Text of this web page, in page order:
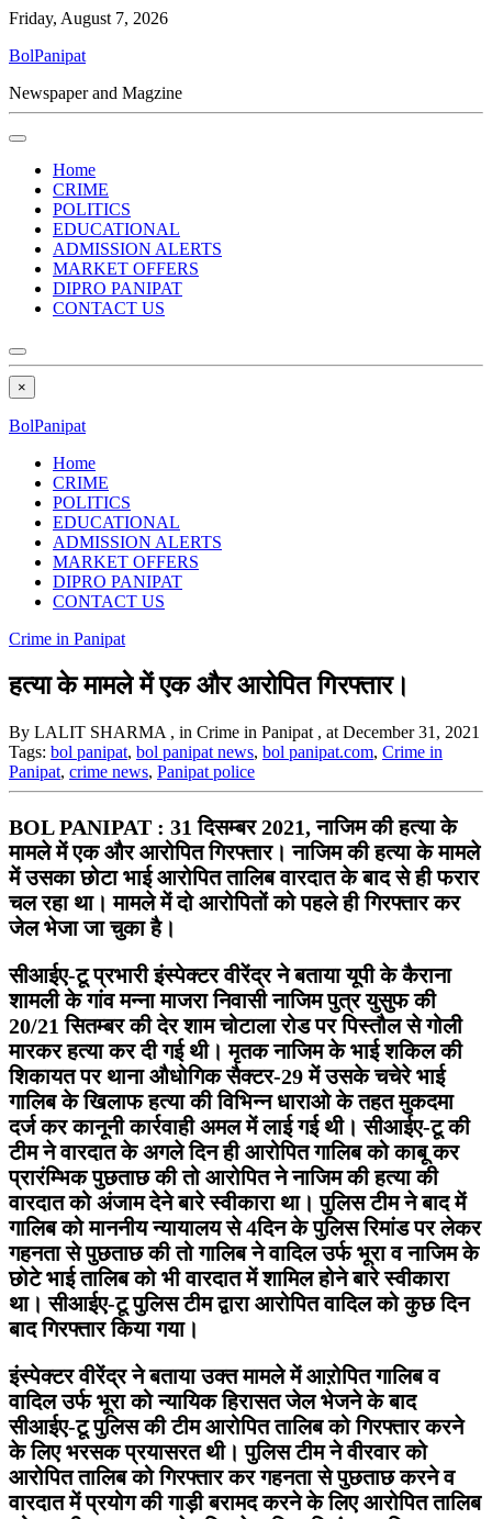
Friday, August 7, 2026
BolPanipat
Newspaper and Magzine
Home
CRIME
POLITICS
EDUCATIONAL
ADMISSION ALERTS
MARKET OFFERS
DIPRO PANIPAT
CONTACT US
×
BolPanipat
Home
CRIME
POLITICS
EDUCATIONAL
ADMISSION ALERTS
MARKET OFFERS
DIPRO PANIPAT
CONTACT US
Crime in Panipat
हत्या के मामले में एक और आरोपित गिरफ्तार।
By LALIT SHARMA , in Crime in Panipat , at December 31, 2021
Tags: bol panipat, bol panipat news, bol panipat.com, Crime in
Panipat, crime news, Panipat police
BOL PANIPAT : 31 दिसम्बर 2021, नाजिम की हत्या के
मामले में एक और आरोपित गिरफ्तार। नाजिम की हत्या के मामले
में उसका छोटा भाई आरोपित तालिब वारदात के बाद से ही फरार
चल रहा था। मामले में दो आरोपितों को पहले ही गिरफ्तार कर
जेल भेजा जा चुका है।
सीआईए-टू प्रभारी इंस्पेक्टर वीरेंद्र ने बताया यूपी के कैराना
शामली के गांव मन्ना माजरा निवासी नाजिम पुत्र युसुफ की
20/21 सितम्बर की देर शाम चोटाला रोड पर पिस्तौल से गोली
मारकर हत्या कर दी गई थी। मृतक नाजिम के भाई शकिल की
शिकायत पर थाना औधोगिक सैक्टर-29 में उसके चचेरे भाई
गालिब के खिलाफ हत्या की विभिन्न धाराओ के तहत मुकदमा
दर्ज कर कानूनी कार्रवाही अमल में लाई गई थी। सीआईए-टू की
टीम ने वारदात के अगले दिन ही आरोपित गालिब को काबू कर
प्रारंम्भिक पुछताछ की तो आरोपित ने नाजिम की हत्या की
वारदात को अंजाम देने बारे स्वीकारा था। पुलिस टीम ने बाद में
गालिब को माननीय न्यायालय से 4दिन के पुलिस रिमांड पर लेकर
गहनता से पुछताछ की तो गालिब ने वादिल उर्फ भूरा व नाजिम के
छोटे भाई तालिब को भी वारदात में शामिल होने बारे स्वीकारा
था। सीआईए-टू पुलिस टीम द्वारा आरोपित वादिल को कुछ दिन
बाद गिरफ्तार किया गया।
इंस्पेक्टर वीरेंद्र ने बताया उक्त मामले में आऱोपित गालिब व
वादिल उर्फ भूरा को न्यायिक हिरासत जेल भेजने के बाद
सीआईए-टू पुलिस की टीम आरोपित तालिब को गिरफ्तार करने
के लिए भरसक प्रयासरत थी। पुलिस टीम ने वीरवार को
आरोपित तालिब को गिरफ्तार कर गहनता से पुछताछ करने व
वारदात में प्रयोग की गाड़ी बरामद करने के लिए आरोपित तालिब